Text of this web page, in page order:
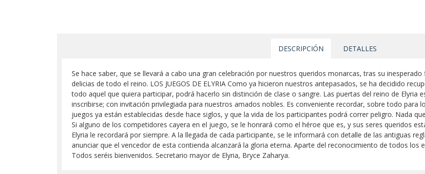
DESCRIPCIÓN DETALLES
Se hace saber, que se llevará a cabo una gran celebración por nuestros queridos monarcas, tras su
delicias de todo el reino. LOS JUEGOS DE ELYRIA Como ya hicieron nuestros antepasados, se ha decidido
todo aquel que quiera participar, podrá hacerlo sin distinción de clase o sangre. Las puertas del reino de Elyria
inscribirse; con invitación privilegiada para nuestros amados nobles. Es conveniente recordar, sobre todo para
juegos ya están establecidas desde hace siglos, y que la vida de los participantes podrá correr peligro. Nada
Si alguno de los competidores cayera en el juego, se le honrará como el héroe que es, y sus seres queridos
Elyria le recordará por siempre. A la llegada de cada participante, se le informará con detalle de las antiguas
anunciar que el vencedor de esta contienda alcanzará la gloria eterna. Aparte del reconocimiento de todos los
Todos seréis bienvenidos. Secretario mayor de Elyria, Bryce Zaharya.